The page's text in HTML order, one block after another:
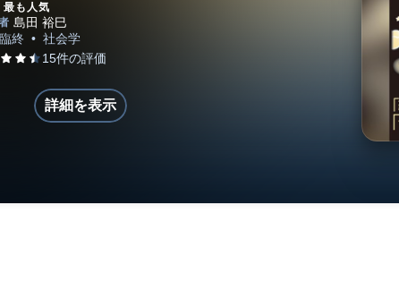
最も人気
詳細を表示